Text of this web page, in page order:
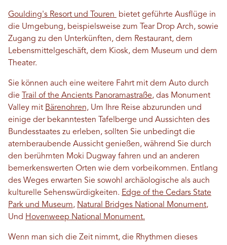
Goulding's Resort und Touren
bietet geführte Ausflüge in
die Umgebung, beispielsweise zum Tear Drop Arch, sowie
Zugang zu den Unterkünften, dem Restaurant, dem
Lebensmittelgeschäft, dem Kiosk, dem Museum und dem
Theater.
Sie können auch eine weitere Fahrt mit dem Auto durch
die
Trail of the Ancients Panoramastraße, das Monument
Valley mit Bärenohren, Um Ihre Reise abzurunden und
einige der bekanntesten Tafelberge und Aussichten des
Bundesstaates zu erleben, sollten Sie unbedingt die
atemberaubende Aussicht genießen, während Sie durch
den berühmten Moki Dugway fahren und an anderen
bemerkenswerten Orten wie dem vorbeikommen. Entlang
des Weges erwarten Sie sowohl archäologische als auch
kulturelle Sehenswürdigkeiten. Edge of the Cedars State
Park und Museum, Natural Bridges National Monument,
Und Hovenweep National Monument.
Wenn man sich die Zeit nimmt, die Rhythmen dieses